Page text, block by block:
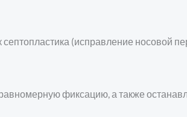
(исправление носовой
фиксацию, а также